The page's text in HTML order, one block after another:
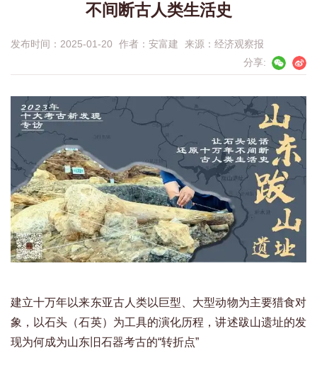
不间断古人类生活史
发布时间：2025-01-20 作者： 安富建 来源： 经济观察报
分享:
建立十万年以来东亚古人类以巨型、大型动物为主要猎食对
象，以石头（石英）为工具的演化历程，讲述跋山遗址的发
现为何成为山东旧石器考古的“转折点”